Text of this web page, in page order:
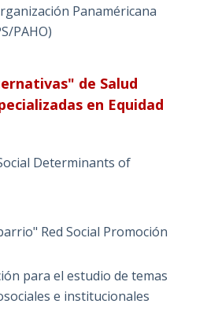
Panaméricana
PAHO)
de Salud
en Equidad
Determinants of
Red Social Promoción
para el estudio de temas
e institucionales